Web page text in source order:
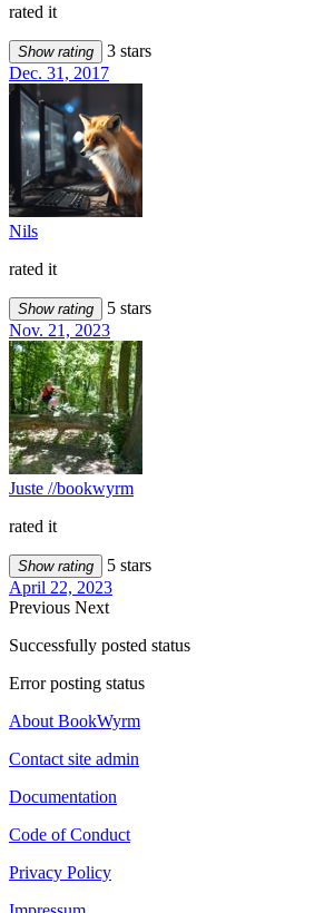
rated it
Show rating
3 stars
Dec. 31, 2017
Nils
rated it
Show rating
5 stars
Nov. 21, 2023
Juste //bookwyrm
rated it
Show rating
5 stars
April 22, 2023
Previous Next
Successfully posted status
Error posting status
About BookWyrm
Contact site admin
Documentation
Code of Conduct
Privacy Policy